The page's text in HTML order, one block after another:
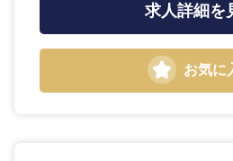
求人詳細を
お気に